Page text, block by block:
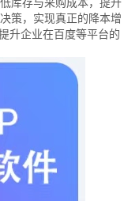
库存与采购成本，提升
策，实现真正的降本增
升企业在百度等平台的